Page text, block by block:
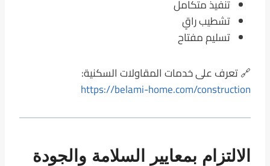
تنفيذ متكامل
تشطيب راقٍ
تسليم مفتاح
🔗 تعرف على خدمات المقاولات السكنية:
https://belami-home.com/construction
الالتزام بمعايير السلامة والجودة